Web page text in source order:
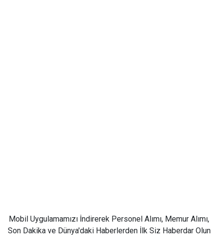
Mobil Uygulamamızı İndirerek Personel Alımı, Memur Alımı,
Son Dakika ve Dünya'daki Haberlerden İlk Siz Haberdar Olun